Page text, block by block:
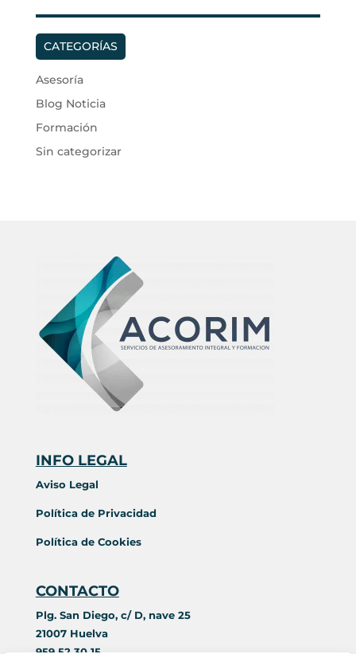
CATEGORÍAS
Asesoría
Blog Noticia
Formación
Sin categorizar
INFO LEGAL
Aviso Legal
Política de Privacidad
Política de Cookies
CONTACTO
Plg. San Diego, c/ D, nave 25
21007 Huelva